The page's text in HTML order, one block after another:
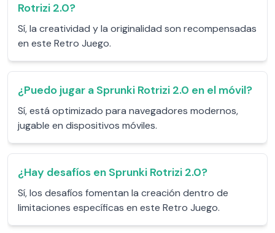
Rotrizi 2.0?
Sí, la creatividad y la originalidad son recompensadas
en este Retro Juego.
¿Puedo jugar a Sprunki Rotrizi 2.0 en el móvil?
Sí, está optimizado para navegadores modernos,
jugable en dispositivos móviles.
¿Hay desafíos en Sprunki Rotrizi 2.0?
Sí, los desafíos fomentan la creación dentro de
limitaciones específicas en este Retro Juego.